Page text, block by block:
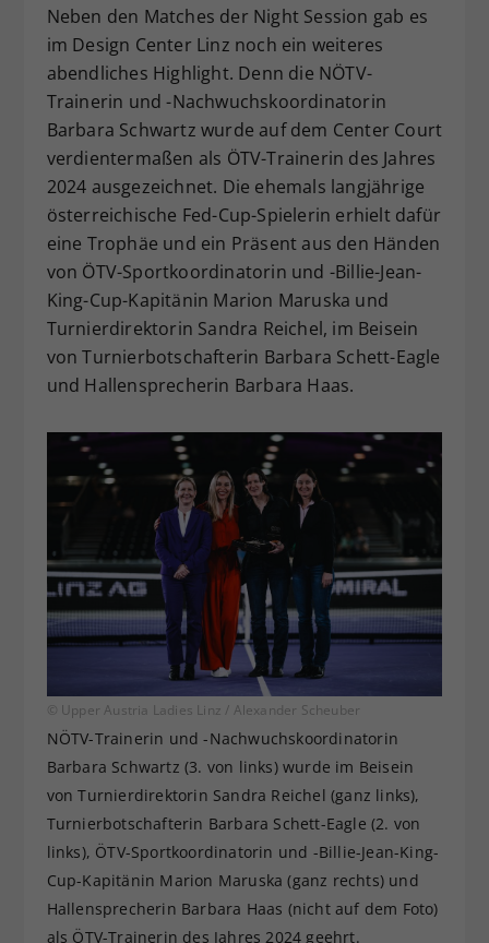
Neben den Matches der Night Session gab es
im Design Center Linz noch ein weiteres
abendliches Highlight. Denn die NÖTV-
Trainerin und -Nachwuchskoordinatorin
Barbara Schwartz wurde auf dem Center Court
verdientermaßen als ÖTV-Trainerin des Jahres
2024 ausgezeichnet. Die ehemals langjährige
österreichische Fed-Cup-Spielerin erhielt dafür
eine Trophäe und ein Präsent aus den Händen
von ÖTV-Sportkoordinatorin und -Billie-Jean-
King-Cup-Kapitänin Marion Maruska und
Turnierdirektorin Sandra Reichel, im Beisein
von Turnierbotschafterin Barbara Schett-Eagle
und Hallensprecherin Barbara Haas.
© Upper Austria Ladies Linz / Alexander Scheuber
NÖTV-Trainerin und -Nachwuchskoordinatorin
Barbara Schwartz (3. von links) wurde im Beisein
von Turnierdirektorin Sandra Reichel (ganz links),
Turnierbotschafterin Barbara Schett-Eagle (2. von
links), ÖTV-Sportkoordinatorin und -Billie-Jean-King-
Cup-Kapitänin Marion Maruska (ganz rechts) und
Hallensprecherin Barbara Haas (nicht auf dem Foto)
als ÖTV-Trainerin des Jahres 2024 geehrt.